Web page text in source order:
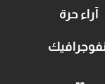
آراء حرة